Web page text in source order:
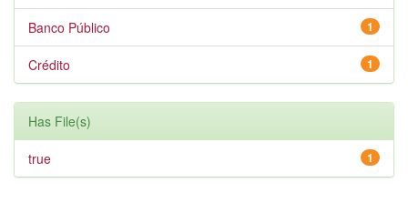
1
Banco Público
1
Crédito
Has File(s)
1
true